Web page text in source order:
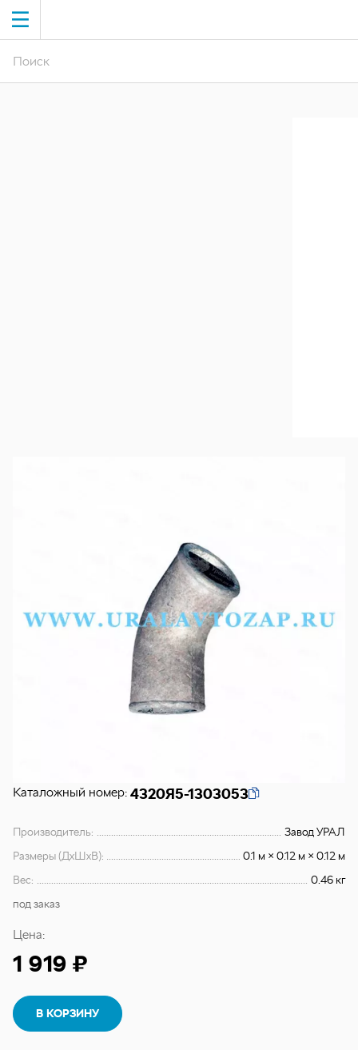
Каталожный номер: 4320Я5-1303053
Производитель:
Завод УРАЛ
Размеры (ДхШхВ):
0.1 м × 0.12 м × 0.12 м
Вес:
0.46 кг
под заказ
Цена:
1 919 ₽
В КОРЗИНУ